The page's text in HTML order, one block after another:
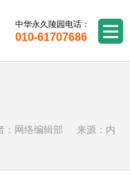
中华永久陵园电话：
010-61707686
：网络编辑部 来源：内